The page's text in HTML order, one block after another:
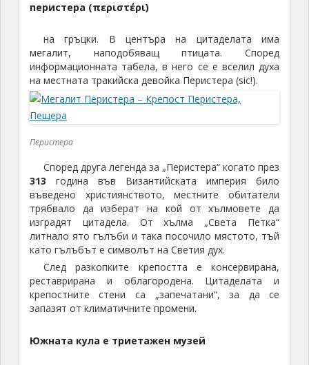
перистера (περιστέρι)
на гръцки. В центъра на цитаделата има
мегалит, наподобяващ птицата. Според
информационната табела, в него се е вселил духа
на местната тракийска девойка Перистера (sic!).
Перистера
Според друга легенда за „Перистера“ когато през
313 година във Византийската империя било
въведено християнството, местните обитатели
трябвало да изберат на кой от хълмовете да
изградят цитадела. От хълма „Света Петка“
литнало ято гълъби и така посочило мястото, тъй
като гълъбът е символът на Светия дух.
След разкопките крепостта е консервирана,
реставрирана и облагородена. Цитаделата и
крепостните стени са „запечатани“, за да се
запазят от климатичните промени.
Южната кула е триетажен музей